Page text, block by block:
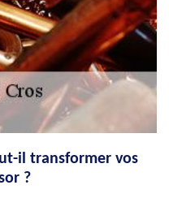
il transformer vos
?